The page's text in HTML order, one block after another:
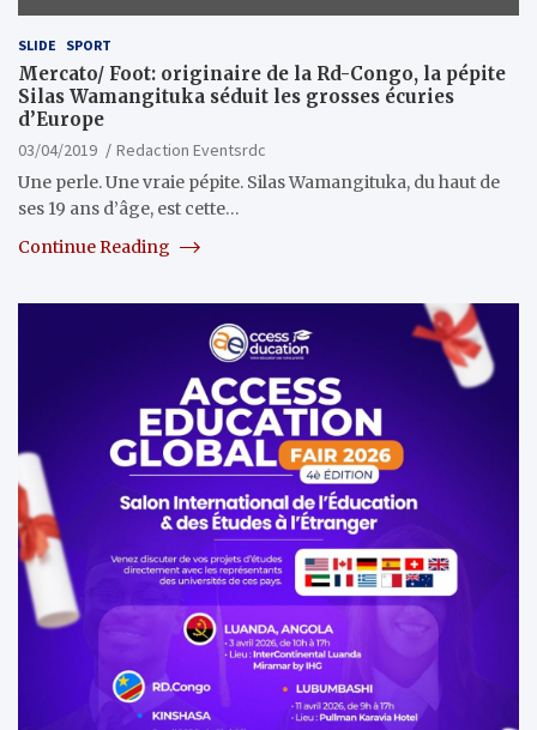
SLIDE SPORT
Mercato/ Foot: originaire de la Rd-Congo, la pépite
Silas Wamangituka séduit les grosses écuries
d’Europe
03/04/2019
Redaction Eventsrdc
Une perle. Une vraie pépite. Silas Wamangituka, du haut de
ses 19 ans d’âge, est cette…
Continue Reading